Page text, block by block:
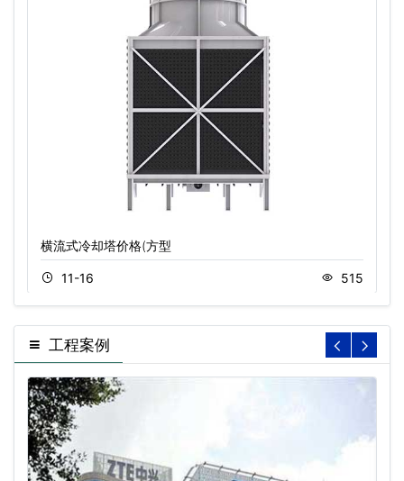
横流式冷却塔价格(方型
11-16 515
工程案例